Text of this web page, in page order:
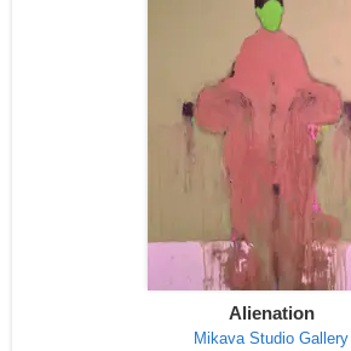
Alienation
Mikava Studio Gallery